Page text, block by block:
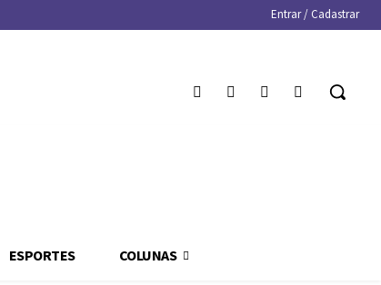
Entrar / Cadastrar
ESPORTES COLUNAS